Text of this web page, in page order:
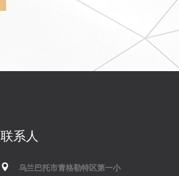
联系人
乌兰巴托市青格勒特区第一小